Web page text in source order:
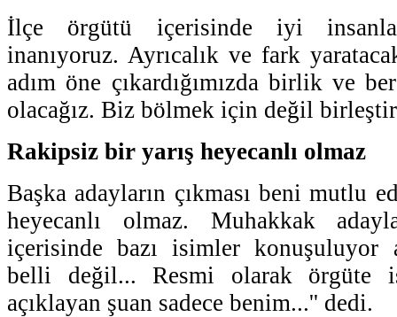
İlçe örgütü içerisinde iyi
inanıyoruz. Ayrıcalık ve fark
adım öne çıkardığımızda birlik ve
olacağız. Biz bölmek için değil
Rakipsiz bir yarış heyecanlı olmaz
Başka adayların çıkması beni mutlu
heyecanlı olmaz. Muhakkak
içerisinde bazı isimler konuşuluyor
belli değil... Resmi olarak örgüte
açıklayan şuan sadece benim...'' dedi.